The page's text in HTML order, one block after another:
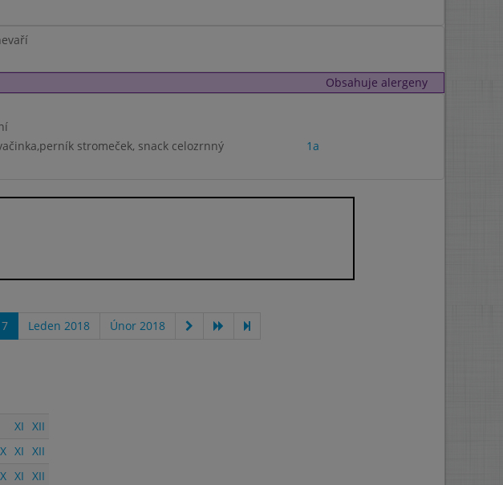
Obsahuje alergeny
stromeček, snack celozrnný
1a
Leden 2018 Únor 2018
XI XII
X XI XII
X XI XII